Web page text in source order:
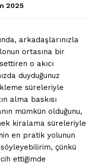
2025
arkadaşlarınızla
ortasına bir
o akıcı
duyduğunuz
süreleriyle
alma baskısı
mümkün olduğunu,
kiralama süreleriyle
en pratik yolunun
çünkü
ettiğimde